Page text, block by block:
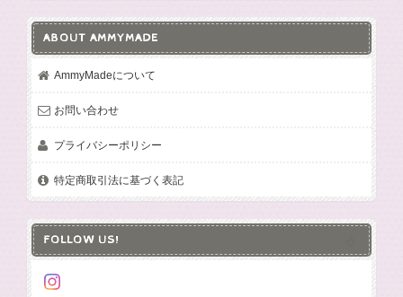
ABOUT AMMYMADE
AmmyMadeについて
お問い合わせ
プライバシーポリシー
特定商取引法に基づく表記
FOLLOW US!